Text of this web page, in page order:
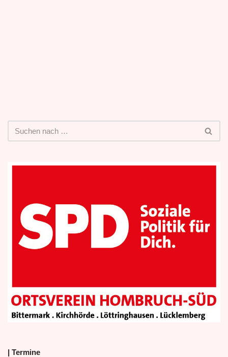
| Termine